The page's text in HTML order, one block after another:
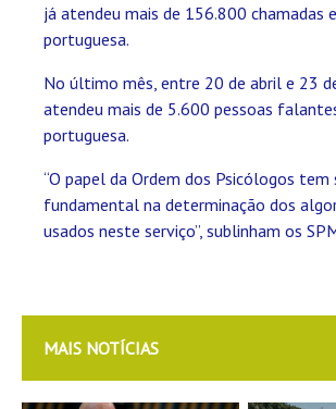
já atendeu mais de 156.800 chamadas
portuguesa.
No último mês, entre 20 de abril e 23
atendeu mais de 5.600 pessoas
portuguesa.
“O papel da Ordem dos Psicólogos tem
fundamental na determinação dos
usados neste serviço”, sublinham os
MAIS NOTÍCIAS